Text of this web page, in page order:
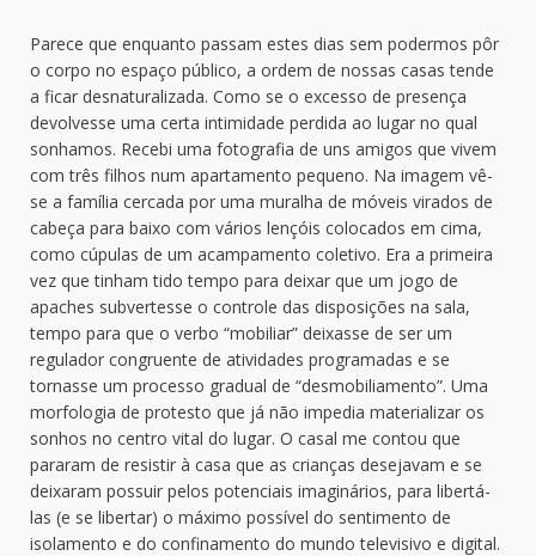
Parece que enquanto passam estes dias sem podermos pôr
o corpo no espaço público, a ordem de nossas casas tende
a ficar desnaturalizada. Como se o excesso de presença
devolvesse uma certa intimidade perdida ao lugar no qual
sonhamos. Recebi uma fotografia de uns amigos que vivem
com três filhos num apartamento pequeno. Na imagem vê-
se a família cercada por uma muralha de móveis virados de
cabeça para baixo com vários lençóis colocados em cima,
como cúpulas de um acampamento coletivo. Era a primeira
vez que tinham tido tempo para deixar que um jogo de
apaches subvertesse o controle das disposições na sala,
tempo para que o verbo “mobiliar” deixasse de ser um
regulador congruente de atividades programadas e se
tornasse um processo gradual de “desmobiliamento”. Uma
morfologia de protesto que já não impedia materializar os
sonhos no centro vital do lugar. O casal me contou que
pararam de resistir à casa que as crianças desejavam e se
deixaram possuir pelos potenciais imaginários, para libertá-
las (e se libertar) o máximo possível do sentimento de
isolamento e do confinamento do mundo televisivo e digital.